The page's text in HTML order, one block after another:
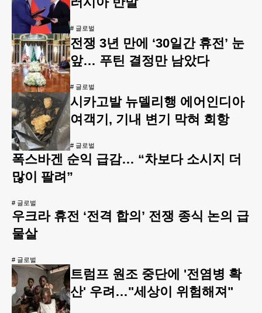
# 글로벌
전쟁 3년 만에 ‘30일간 휴전’ 눈
앞… 푸틴 결정만 남았다
# 글로벌
시카고발 뉴델리행 에어인디아
여객기, 기내 변기 막혀 회항
# 글로벌
폭스바겐 순익 급감… “차보다 소시지 더
많이 팔려”
# 글로벌
우크라 휴전 ‘전격 합의’ 전쟁 종식 논의 급
물살
# 글로벌
트럼프 원조 중단에 '전염병 확
산' 우려…"세상이 위험해져"